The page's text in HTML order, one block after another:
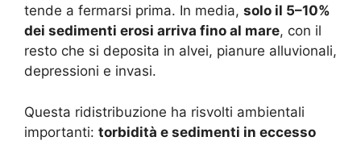
tende a fermarsi prima. In media, solo il 5–10%
dei sedimenti erosi arriva fino al mare, con il
resto che si deposita in alvei, pianure alluvionali,
depressioni e invasi.
Questa ridistribuzione ha risvolti ambientali
importanti: torbidità e sedimenti in eccesso